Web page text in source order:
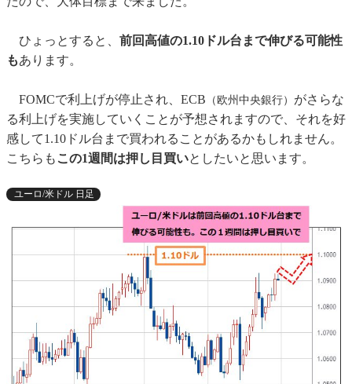
ひょっとすると、 前回高値の1.10ドル台まで伸びる可能性
もあります。
FOMCで利上げが停止され、ECB （欧州中央銀行） がさらな
る利上げを実施していくことが予想されますので、それを好
感して1.10ドル台まで買われることがあるかもしれません。
こちらも この1週間は押し目買いとしたいと思います。
ユーロ/米ドル 日足